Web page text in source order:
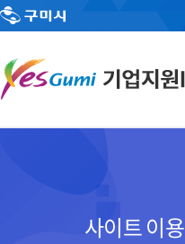
사이트 이용